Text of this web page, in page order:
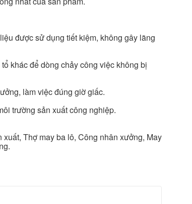
được sử dụng tiết kiệm, không gây lãng
khác để dòng chảy công việc không bị
làm việc đúng giờ giấc.
trường sản xuất công nghiệp.
Thợ may ba lô, Công nhân xưởng, May